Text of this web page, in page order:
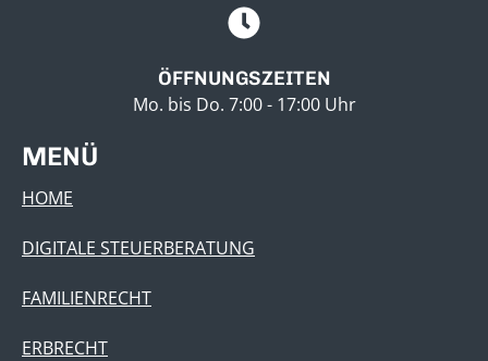
ÖFFNUNGSZEITEN
Mo. bis Do. 7:00 - 17:00 Uhr
MENÜ
HOME
DIGITALE STEUERBERATUNG
FAMILIENRECHT
ERBRECHT